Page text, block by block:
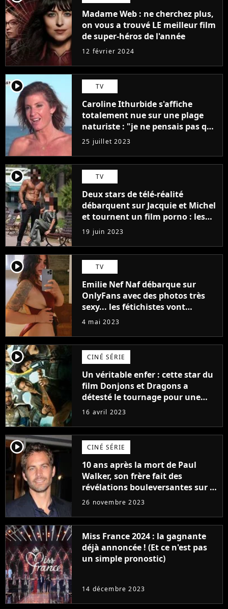
Madame Web : ne cherchez plus,
on vous a trouvé LE meilleur film
de super-héros de l'année
12 février 2024
player2 TV
Caroline Ithurbide s'affiche
totalement nue sur une plage
naturiste : "je ne pensais pas que
j'arriverais à le faire..."
25 juillet 2023
player2 TV
Deux stars de télé-réalité
débarquent sur Jacquie et Michel
et tournent un film porno : les
premières images du tournage
(exclu)
19 juin 2023
player2 TV
Emilie Nef Naf débarque sur
OnlyFans avec des photos très
sexy... les fétichistes vont
prendre leur pied !
4 mai 2023
player2 CINÉ SÉRIE
Un véritable enfer : cette star du
film Donjons et Dragons a
détesté le tournage pour une
raison très spéciale
16 avril 2023
player2 CINÉ SÉRIE
10 ans après la mort de Paul
Walker, son frère fait des
révélations bouleversantes sur la
réaction des acteurs de Fast and
26 novembre 2023
Miss France 2024 : la gagnante
déjà annoncée ! (Et ce n'est pas
un simple pronostic)
14 décembre 2023